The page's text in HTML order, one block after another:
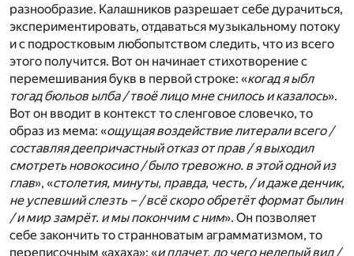
разнообразие. Калашников разрешает себе дурачиться,
экспериментировать, отдаваться музыкальному потоку
и с подростковым любопытством следить, что из всего
этого получится. Вот он начинает стихотворение с
перемешивания букв в первой строке: «когад я ыбл
тогад бюльов ылба / твоё лицо мне снилось и казалось».
Вот он вводит в контекст то сленговое словечко, то
образ из мема: «ощущая воздействие литерали всего /
составляя деепричастный отказ от прав / я выходил
смотреть новокосино / было тревожно. в этой одной из
глав», «столетия, минуты, правда, честь, / и даже денчик,
не успевший слезть – / всё скоро обретёт формат былин
/ и мир замрёт. и мы покончим с ним». Он позволяет
себе закончить то странноватым аграмматизмом, то
переписочным «ахаха»: «и плачет, до чего нелепый вид /